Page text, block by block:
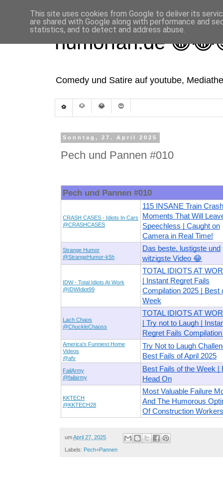
humorfan.de
Comedy und Satire auf youtube,
⚽ 🐶 😂 😍
Sonntag, 27. April 2025
Pech und Pannen #010
Pech und Pannen #010
CRASH CASES - Idiots In Cars
@CRASHCASES
115 INSANE Train Crash
Moments That Will
Speechless | Caught on
Camera in Real Time!
Strange Humor
@StrangeHumor-k5h
Das beste, lustigste und
witzigste Video 😂
IDW - Total Idiots At Work
@IDWIdiot99
TOTAL IDIOTS AT
| Instant Regret Fails
Compilation 2025 | Best
Week
Lach Chaos
@ChuckleChaoss
TOTAL IDIOTS AT
| Try not to Laugh |
Regret Fails
America's Funniest Home
Videos
@afv
Try Not to Laugh
Best Fails of April 2025
FailArmy
@failarmy
Best Fails of the Week |
Head On
KKTECH
@KKTECH28
Most Valuable Failure
And The Humorous
Of Construction
umApril 27, 2025
Labels: Pech+Pannen
This site uses cookies from Google to deliver its
are shared with Google along with performance and
statistics, and to detect and address abuse.